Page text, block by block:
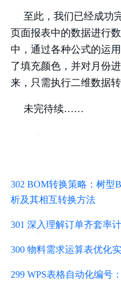
至此，我们已经成功
页面报表中的数据进行
中，通过各种公式的运
了填充颜色，并对月份
来，只需执行二维数据
未完待续……
302 BOM转换策略：树型
析及其相互转换方法
301 深入理解订单齐套率
300 物料需求运算表优化
299 WPS表格自动化编号